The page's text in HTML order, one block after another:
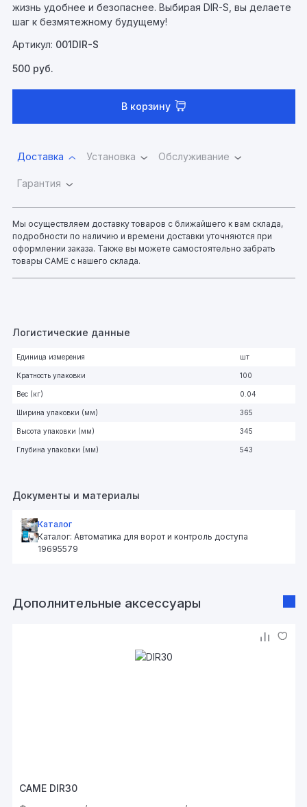
жизнь удобнее и безопаснее. Выбирая DIR-S, вы делаете
шаг к безмятежному будущему!
Артикул: 001DIR-S
500 руб.
В корзину
Доставка Установка Обслуживание
Гарантия
Мы осуществляем доставку товаров с ближайшего к вам склада,
подробности по наличию и времени доставки уточняются при
оформлении заказа. Также вы можете самостоятельно забрать
товары CAME с нашего склада.
Логистические данные
Единица измерения шт
Кратность упаковки 100
Вес (кг) 0.04
Ширина упаковки (мм) 365
Высота упаковки (мм) 345
Глубина упаковки (мм) 543
Документы и материалы
Каталог
Каталог: Автоматика для ворот и контроль доступа
19695579
Дополнительные аксессуары
CAME DIR30